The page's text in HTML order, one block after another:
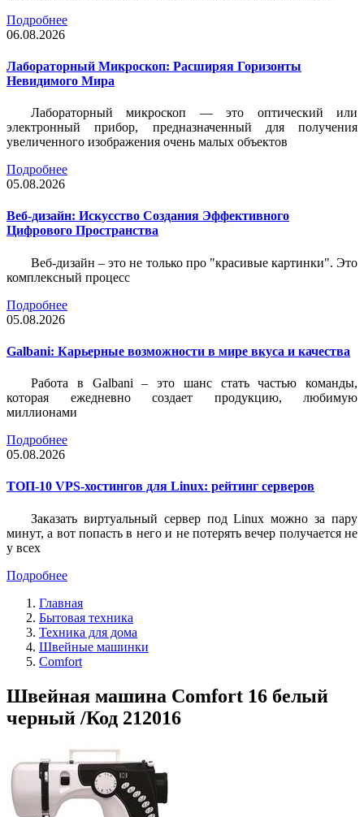
Подробнее
06.08.2026
Лабораторный Микроскоп: Расширяя Горизонты
Невидимого Мира
Лабораторный микроскоп — это оптический или
электронный прибор, предназначенный для получения
увеличенного изображения очень малых объектов
Подробнее
05.08.2026
Веб-дизайн: Искусство Создания Эффективного
Цифрового Пространства
Веб-дизайн – это не только про "красивые картинки". Это
комплексный процесс
Подробнее
05.08.2026
Galbani: Карьерные возможности в мире вкуса и качества
Работа в Galbani – это шанс стать частью команды,
которая ежедневно создает продукцию, любимую
миллионами
Подробнее
05.08.2026
ТОП-10 VPS-хостингов для Linux: рейтинг серверов
Заказать виртуальный сервер под Linux можно за пару
минут, а вот попасть в него и не потерять вечер получается не
у всех
Подробнее
Главная
Бытовая техника
Техника для дома
Швейные машинки
Comfort
Швейная машина Comfort 16 белый
черный /Код 212016